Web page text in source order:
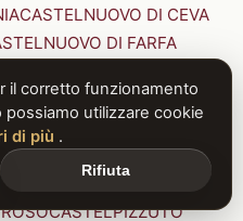
CASTELNUOVO DI CEVA
DI FARFA
DON BOSCO
NIGRA
RANGONE
VAL DI CECINA
CASTELPIZZUTO
il corretto funzionamento
utilizzare cookie
di più .
Rifiuta